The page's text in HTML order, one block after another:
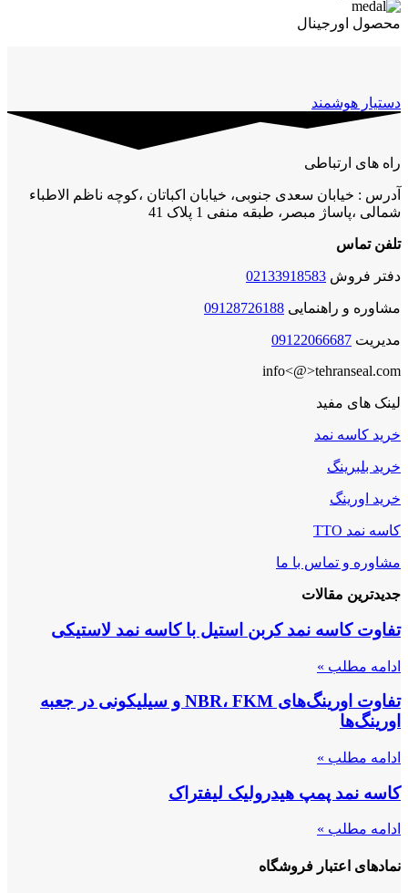
محصول اورجینال
دستیار هوشمند
راه های ارتباطی
آدرس : خیابان سعدی جنوبی، خیابان اکباتان ،کوچه ناظم الاطباء
شمالی ،پاساژ مبصر، طبقه منفی 1 پلاک 41
تلفن تماس
دفتر فروش 02133918583
مشاوره و راهنمایی 09128726188
مدیریت 09122066687
info<@>tehranseal.com
لینک های مفید
خرید کاسه نمد
خرید بلبرینگ
خرید اورینگ
کاسه نمد TTO
مشاوره و تماس با ما
جدیدترین مقالات
تفاوت کاسه نمد کربن استیل با کاسه نمد لاستیکی
ادامه مطلب »
تفاوت اورینگ‌های NBR، FKM و سیلیکونی در جعبه
اورینگ‌ها
ادامه مطلب »
کاسه نمد پمپ هیدرولیک لیفتراک
ادامه مطلب »
نمادهای اعتبار فروشگاه